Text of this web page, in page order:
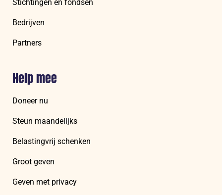
Stichtingen en fondsen
Bedrijven
Partners
Help mee
Doneer nu
Steun maandelijks
Belastingvrij schenken
Groot geven
Geven met privacy